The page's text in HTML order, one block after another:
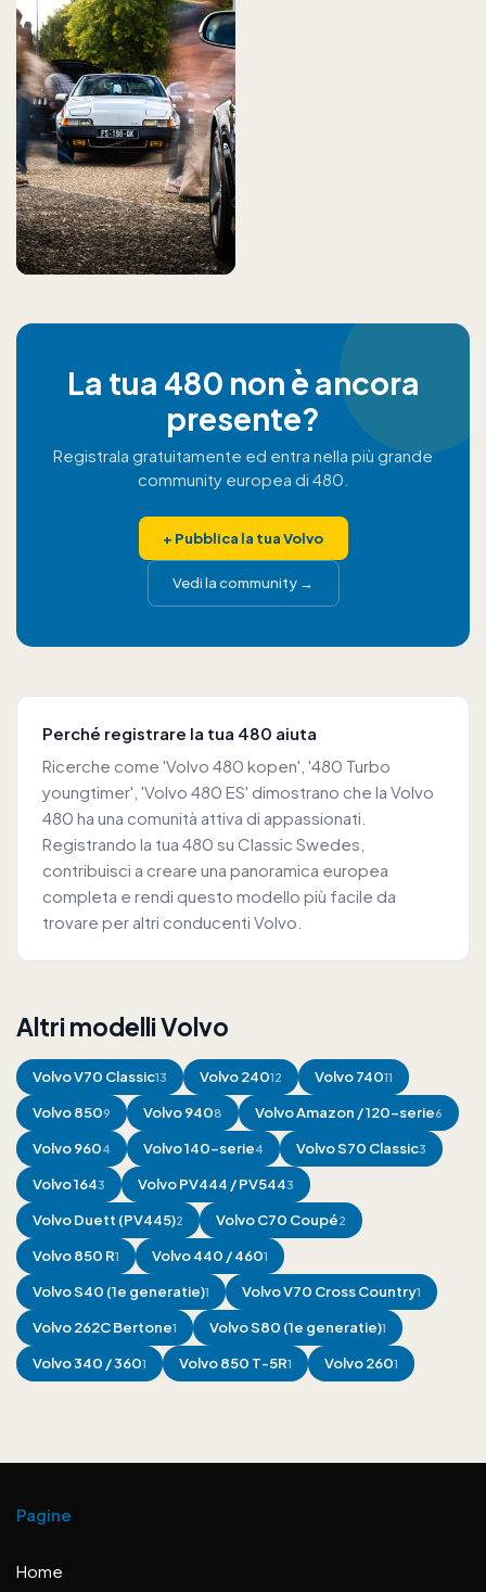
La tua 480 non è ancora
presente?
Registrala gratuitamente ed entra nella più grande
community europea di 480.
+ Pubblica la tua Volvo
Vedi la community →
Perché registrare la tua 480 aiuta
Ricerche come 'Volvo 480 kopen', '480 Turbo
youngtimer', 'Volvo 480 ES' dimostrano che la Volvo
480 ha una comunità attiva di appassionati.
Registrando la tua 480 su Classic Swedes,
contribuisci a creare una panoramica europea
completa e rendi questo modello più facile da
trovare per altri conducenti Volvo.
Altri modelli Volvo
VolvoV70 Classic13 Volvo24012 Volvo74011
Volvo8509 Volvo9408 VolvoAmazon / 120-serie6
Volvo9604 Volvo140-serie4 VolvoS70 Classic3
Volvo1643 VolvoPV444 / PV5443
VolvoDuett (PV445)2 VolvoC70 Coupé2
Volvo850 R1 Volvo440 / 4601
VolvoS40 (1e generatie)1 VolvoV70 Cross Country1
Volvo262C Bertone1 VolvoS80 (1e generatie)1
Volvo340 / 3601 Volvo850 T-5R1 Volvo2601
Pagine
Home